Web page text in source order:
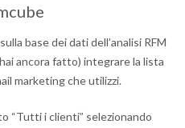
base dei dati dell’analisi RFM
ancora fatto) integrare la lista
marketing che utilizzi.
“Tutti i clienti” selezionando